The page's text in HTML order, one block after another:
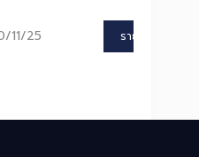
11/25 รายละเอียด